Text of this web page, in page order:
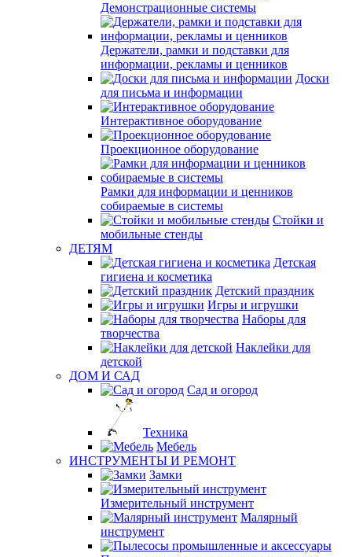
Демонстрационные системы
Держатели, рамки и подставки для
информации, рекламы и ценников
Доски
для письма и информации
Интерактивное оборудование
Проекционное оборудование
Рамки для информации и ценников
собираемые в системы
Стойки и
мобильные стенды
ДЕТЯМ
Детская
гигиена и косметика
Детский праздник
Игры и игрушки
Наборы для
творчества
Наклейки для
детской
ДОМ И САД
Сад и огород
Техника
Мебель
ИНСТРУМЕНТЫ И РЕМОНТ
Замки
Измерительный инструмент
Малярный
инструмент